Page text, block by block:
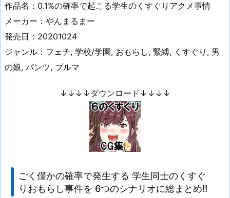
作品名：0.1%の確率で起こる学生のくすぐりアクメ事情
メーカー：やんまるまー
発売日：20201024
ジャンル：フェチ, 学校/学園, おもらし, 緊縛, くすぐり, 男
の娘, パンツ, ブルマ
↓↓↓↓ダウンロード↓↓↓↓
ごく僅かの確率で発生する 学生同士のくすぐ
りおもらし事件を 6つのシナリオに総まとめ!!